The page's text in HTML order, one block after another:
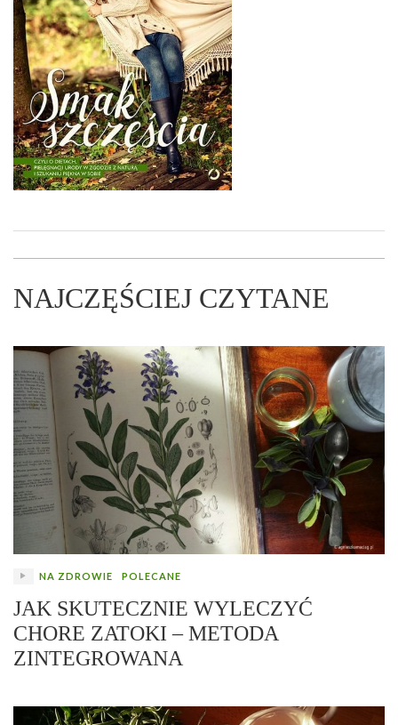
NAJCZĘŚCIEJ CZYTANE
NA ZDROWIE POLECANE
JAK SKUTECZNIE WYLECZYĆ
CHORE ZATOKI – METODA
ZINTEGROWANA